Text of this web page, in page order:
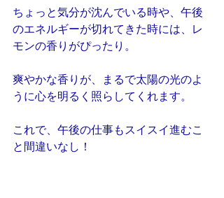
ちょっと気分が沈んでいる時や、午後
のエネルギーが切れてきた時には、レ
モンの香りがぴったり。
爽やかな香りが、まるで太陽の光のよ
うに心を明るく照らしてくれます。
これで、午後の仕事もスイスイ進むこ
と間違いなし！